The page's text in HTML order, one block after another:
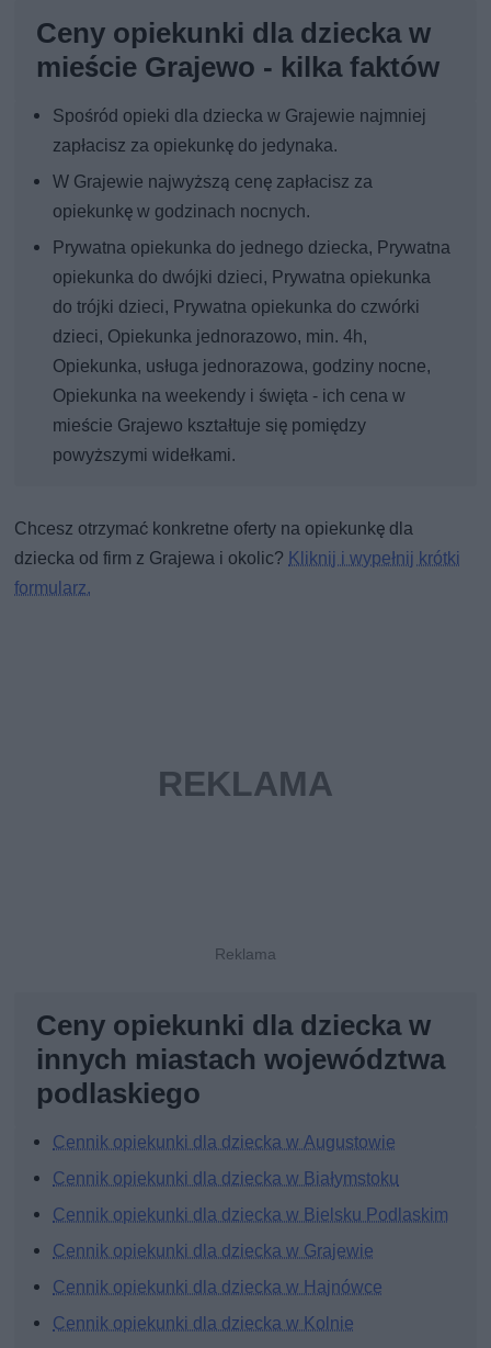
Ceny opiekunki dla dziecka w
mieście Grajewo - kilka faktów
Spośród opieki dla dziecka w Grajewie najmniej
zapłacisz za opiekunkę do jedynaka.
W Grajewie najwyższą cenę zapłacisz za
opiekunkę w godzinach nocnych.
Prywatna opiekunka do jednego dziecka, Prywatna
opiekunka do dwójki dzieci, Prywatna opiekunka
do trójki dzieci, Prywatna opiekunka do czwórki
dzieci, Opiekunka jednorazowo, min. 4h,
Opiekunka, usługa jednorazowa, godziny nocne,
Opiekunka na weekendy i święta - ich cena w
mieście Grajewo kształtuje się pomiędzy
powyższymi widełkami.
Chcesz otrzymać konkretne oferty na opiekunkę dla
dziecka od firm z Grajewa i okolic? Kliknij i wypełnij krótki
formularz.
Ceny opiekunki dla dziecka w
innych miastach województwa
podlaskiego
Cennik opiekunki dla dziecka w Augustowie
Cennik opiekunki dla dziecka w Białymstoku
Cennik opiekunki dla dziecka w Bielsku Podlaskim
Cennik opiekunki dla dziecka w Grajewie
Cennik opiekunki dla dziecka w Hajnówce
Cennik opiekunki dla dziecka w Kolnie